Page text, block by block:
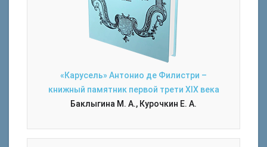
«Карусель» Антонио де Филистри –
книжный памятник первой трети XIX века
Баклыгина М. А., Курочкин Е. А.